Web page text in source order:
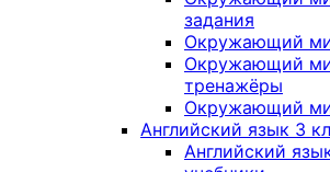
задания
Окружающий
Окружающий
тренажёры
Окружающий
Английский язык 3
Английский